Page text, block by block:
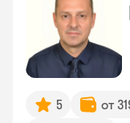
5 от